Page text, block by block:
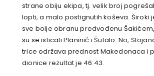
strane obiju ekipa, tj. velik broj
lopti, a malo postignutih koševa. Široki
sve bolje obranu predvođenu
su se isticali Planinić i Šutalo. No,
trice održava prednost Makedonaca i
dionice rezultat je 46:43.